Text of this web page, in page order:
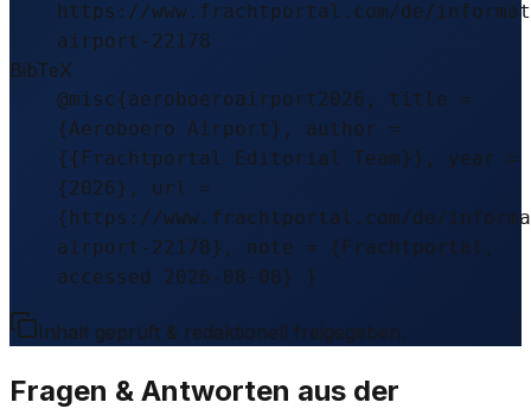
https://www.frachtportal.com/de/
airport-22178
BibTeX
@misc{aeroboeroairport2026, title =
{Aeroboero Airport}, author =
{{Frachtportal Editorial Team}}, year =
{2026}, url =
{https://www.frachtportal.com/de/
airport-22178}, note = {Frachtportal,
accessed 2026-08-08} }
Inhalt geprüft & redaktionell freigegeben.
Fragen & Antworten aus der